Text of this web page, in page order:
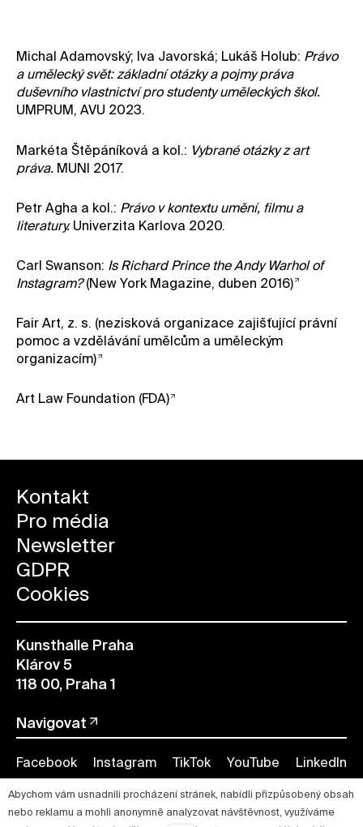
Michal Adamovský; Iva Javorská; Lukáš Holub: Právo
a umělecký svět: základní otázky a pojmy práva
duševního vlastnictví pro studenty uměleckých škol.
UMPRUM, AVU 2023.
Markéta Štěpáníková a kol.: Vybrané otázky z art
práva. MUNI 2017.
Petr Agha a kol.: Právo v kontextu umění, filmu a
literatury.Univerzita Karlova 2020.
Carl Swanson: Is Richard Prince the Andy Warhol of
Instagram?(New York Magazine, duben 2016)
Fair Art, z. s. (nezisková organizace zajišťující právní
pomoc a vzdělávání umělcům a uměleckým
organizacím)
Art Law Foundation (FDA)
Kontakt
Pro média
Newsletter
GDPR
Cookies
Kunsthalle Praha
Klárov 5
118 00, Praha 1
Navigovat
Facebook Instagram TikTok YouTube LinkedIn
Abychom vám usnadnili procházení stránek, nabídli přizpůsobený obsah
nebo reklamu a mohli anonymně analyzovat návštěvnost, využíváme